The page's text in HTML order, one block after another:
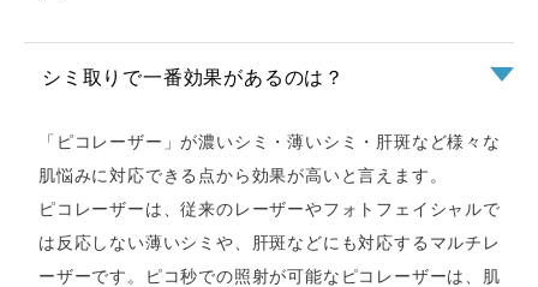
シミ取りで一番効果があるのは？
「ピコレーザー」が濃いシミ・薄いシミ・肝斑など様々な
肌悩みに対応できる点から効果が高いと言えます。
ピコレーザーは、従来のレーザーやフォトフェイシャルで
は反応しない薄いシミや、肝斑などにも対応するマルチレ
ーザーです。ピコ秒での照射が可能なピコレーザーは、肌